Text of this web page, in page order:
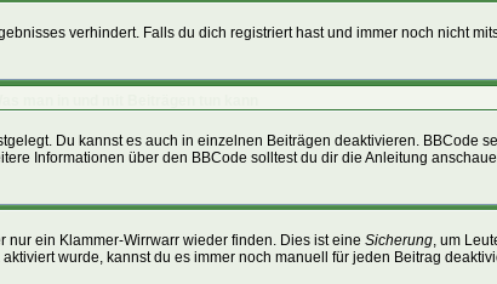
verhindert. Falls du dich registriert hast und immer noch nicht
Du kannst es auch in einzelnen Beiträgen deaktivieren. BBCode
Informationen über den BBCode solltest du dir die Anleitung
nur ein Klammer-Wirrwarr wieder finden. Dies ist eine Sicherung, um
wurde, kannst du es immer noch manuell für jeden Beitrag